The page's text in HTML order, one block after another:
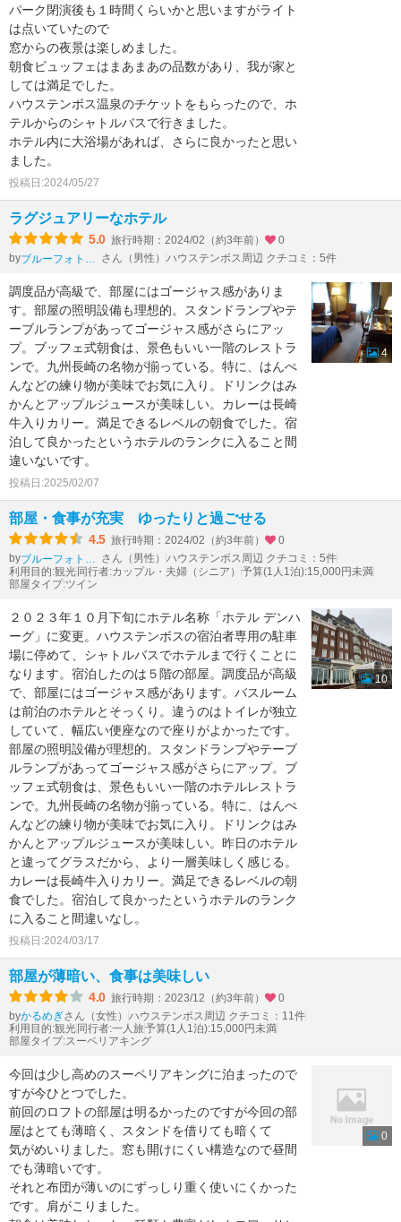
パーク閉演後も１時間くらいかと思いますがライト
は点いていたので
窓からの夜景は楽しめました。
朝食ビュッフェはまあまあの品数があり、我が家と
しては満足でした。
ハウステンボス温泉のチケットをもらったので、ホ
テルからのシャトルバスで行きました。
ホテル内に大浴場があれば、さらに良かったと思い
ました。
投稿日:2024/05/27
ラグジュアリーなホテル
5.0 旅行時期：2024/02（約3年前）
0
by
さん（男性） ハウステンボス周辺 クチコミ：5件
調度品が高級で、部屋にはゴージャス感がありま
す。部屋の照明設備も理想的。スタンドランプやテ
ーブルランプがあってゴージャス感がさらにアッ
プ。ブッフェ式朝食は、景色もいい一階のレストラ
ンで。九州長崎の名物が揃っている。特に、はんぺ
んなどの練り物が美味でお気に入り。ドリンクはみ
かんとアップルジュースが美味しい。カレーは長崎
牛入りカリー。満足できるレベルの朝食でした。宿
泊して良かったというホテルのランクに入ること間
違いないです。
投稿日:2025/02/07
4
部屋・食事が充実 ゆったりと過ごせる
4.5 旅行時期：2024/02（約3年前）
0
by
さん（男性） ハウステンボス周辺 クチコミ：5件
利用目的:観光同行者:カップル・夫婦（シニア） 予算(1人1泊):15,000円未満
部屋タイプ:ツイン
２０２３年１０月下旬にホテル名称「ホテル デンハ
ーグ」に変更。ハウステンボスの宿泊者専用の駐車
場に停めて、シャトルバスでホテルまで行くことに
なります。宿泊したのは５階の部屋。調度品が高級
で、部屋にはゴージャス感があります。バスルーム
は前泊のホテルとそっくり。違うのはトイレが独立
していて、幅広い便座なので座りがよかったです。
部屋の照明設備が理想的。スタンドランプやテーブ
ルランプがあってゴージャス感がさらにアップ。ブ
ッフェ式朝食は、景色もいい一階のホテルレストラ
ンで。九州長崎の名物が揃っている。特に、はんぺ
んなどの練り物が美味でお気に入り。ドリンクはみ
かんとアップルジュースが美味しい。昨日のホテル
と違ってグラスだから、より一層美味しく感じる。
カレーは長崎牛入りカリー。満足できるレベルの朝
食でした。宿泊して良かったというホテルのランク
に入ること間違いなし。
投稿日:2024/03/17
10
部屋が薄暗い、食事は美味しい
4.0 旅行時期：2023/12（約3年前）
0
byかるめぎさん（女性） ハウステンボス周辺 クチコミ：11件
利用目的:観光 同行者:一人旅予算(1人1泊):15,000円未満
部屋タイプ:スーペリアキング
今回は少し高めのスーペリアキングに泊まったので
すが今ひとつでした。
前回のロフトの部屋は明るかったのですが今回の部
屋はとても薄暗く、スタンドを借りても暗くて
気がめいりました。窓も開けにくい構造なので昼間
でも薄暗いです。
それと布団が薄いのにずっしり重く使いにくかった
です。肩がこりました。
0